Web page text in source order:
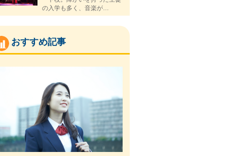
の入学も多く、音楽が…
おすすめ記事